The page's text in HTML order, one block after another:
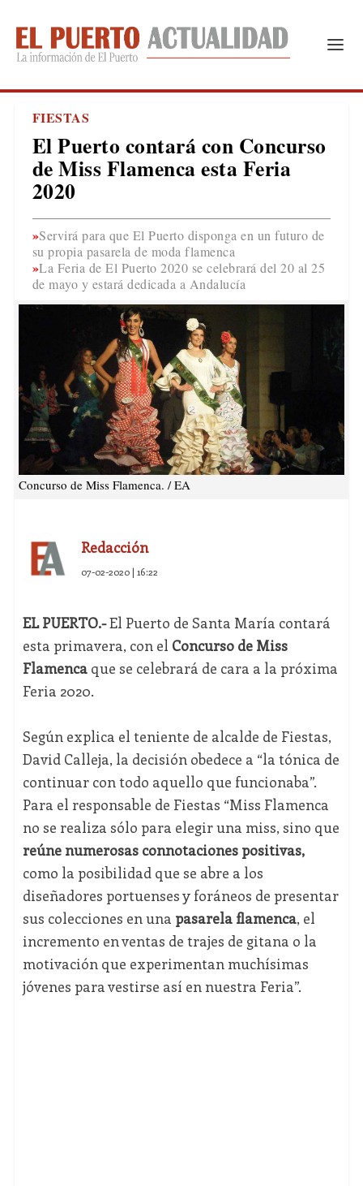
FIESTAS
El Puerto contará con Concurso
de Miss Flamenca esta Feria
2020
Servirá para que El Puerto disponga en un futuro de
su propia pasarela de moda flamenca
La Feria de El Puerto 2020 se celebrará del 20 al 25
de mayo y estará dedicada a Andalucía
Concurso de Miss Flamenca. / EA
Redacción
07-02-2020 | 16:22
EL PUERTO.-El Puerto de Santa María contará
esta primavera, con el Concurso de Miss
Flamenca que se celebrará de cara a la próxima
Feria 2020.
Según explica el teniente de alcalde de Fiestas,
David Calleja, la decisión obedece a “la tónica de
continuar con todo aquello que funcionaba”.
Para el responsable de Fiestas “Miss Flamenca
no se realiza sólo para elegir una miss, sino que
reúne numerosas connotaciones positivas,
como la posibilidad que se abre a los
diseñadores portuenses y foráneos de presentar
sus colecciones en una pasarela flamenca, el
incremento en ventas de trajes de gitana o la
motivación que experimentan muchísimas
jóvenes para vestirse así en nuestra Feria”.